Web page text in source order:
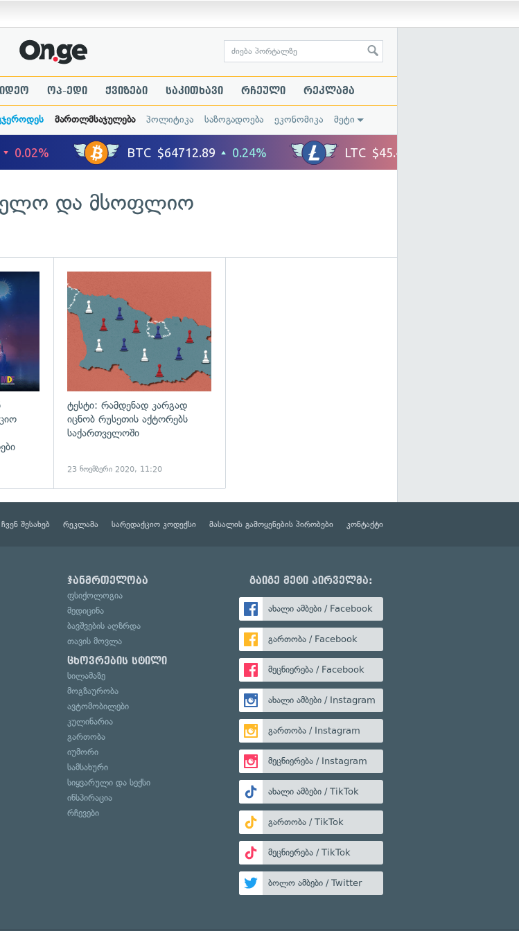
ოპ-ედი ქვიზები საკითხავი რჩეული რეკლამა
მართლმსაჯულება პოლიტიკა საზოგადოება ეკონომიკა მეტი
და მსოფლიო
ტესტი: რამდენად კარგად
იცნობ რუსეთის აქტორებს
საქართველოში
23 ნოემბერი 2020, 11:20
ჩვენ შესახებ რეკლამა სარედაქციო კოდექსი მასალის გამოყენების პირობები კონტაქტი
ჯანმრთელობა
ფსიქოლოგია
მედიცინა
ბავშვების აღზრდა
თავის მოვლა
ცხოვრების სტილი
სილამაზე
მოგზაურობა
ავტომობილები
კულინარია
გართობა
იუმორი
სამსახური
სიყვარული და სექსი
ინსპირაცია
რჩევები
გაიგე მეტი პირველმა:
ახალი ამბები / Facebook
გართობა / Facebook
მეცნიერება / Facebook
ახალი ამბები / Instagram
გართობა / Instagram
მეცნიერება / Instagram
ახალი ამბები / TikTok
გართობა / TikTok
მეცნიერება / TikTok
ბოლო ამბები / Twitter